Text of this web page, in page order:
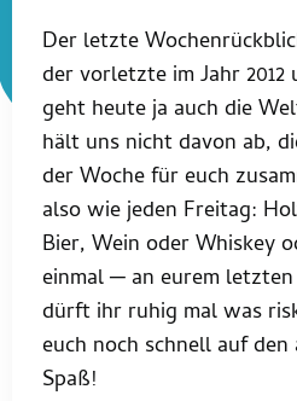
Der letzte
der vorletzte im Jahr 2012
geht heute ja auch die
hält uns nicht davon ab,
der Woche für euch
also wie jeden Freitag:
Bier, Wein oder Whiskey
einmal ─ an eurem
dürft ihr ruhig mal was
euch noch schnell auf
Spaß!